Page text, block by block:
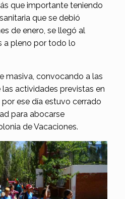
que importante teniendo
que se debió
de enero, se llegó al
a pleno por todo lo
masiva, convocando a las
actividades previstas en
ese día estuvo cerrado
para abocarse
de Vacaciones.